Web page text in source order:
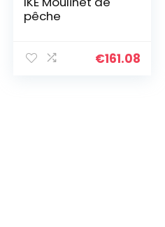
pêche
€161.08